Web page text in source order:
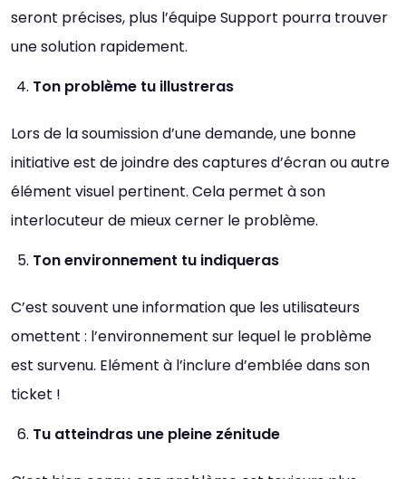
seront précises, plus l’équipe Support pourra trouver
une solution rapidement.
Ton problème tu illustreras
Lors de la soumission d’une demande, une bonne
initiative est de joindre des captures d’écran ou autre
élément visuel pertinent. Cela permet à son
interlocuteur de mieux cerner le problème.
Ton environnement tu indiqueras
C’est souvent une information que les utilisateurs
omettent : l’environnement sur lequel le problème
est survenu. Elément à l’inclure d’emblée dans son
ticket !
Tu atteindras une pleine zénitude